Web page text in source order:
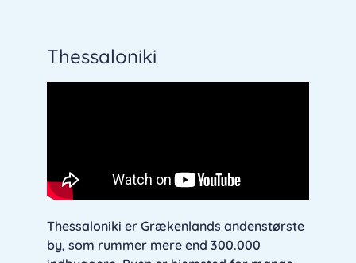
Thessaloniki
Thessaloniki er Grækenlands andenstørste
by, som rummer mere end 300.000